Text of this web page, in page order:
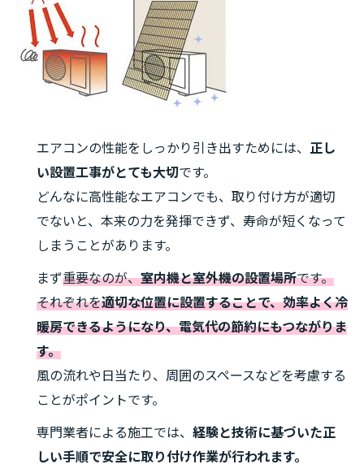
エアコンの性能をしっかり引き出すためには、 正し
い設置工事がとても大切です。
どんなに高性能なエアコンでも、取り付け方が適切
でないと、本来の力を発揮できず、寿命が短くなって
しまうことがあります。
まず重要なのが、室内機と室外機の設置場所です。
それぞれを適切な位置に設置することで、効率よく冷
暖房できるようになり、電気代の節約にもつながりま
す。
風の流れや日当たり、周囲のスペースなどを考慮する
ことがポイントです。
専門業者による施工では、 経験と技術に基づいた正
しい手順で安全に取り付け作業が行われます。